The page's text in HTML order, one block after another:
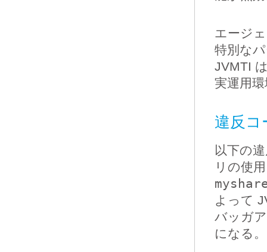
エージ
特別な
JVMTI
実運用
違反コ
以下の
リの使
よって
バッガ
になる。